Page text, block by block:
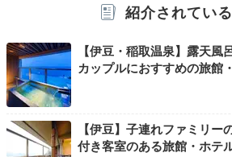
本館最上階の露天風呂
別邸海うさぎ宿泊者は、本館「石花
紹介されてい
【伊豆・稲取温泉】露天
カップルにおすすめの旅館
【伊豆】子連れファミリ
付き客室のある旅館・ホテ